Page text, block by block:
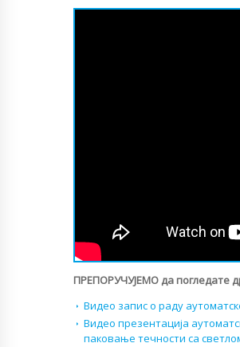
ПРЕПОРУЧУЈЕМО да погледате
Видео запис о раду
Видео презентација
паковање течности са